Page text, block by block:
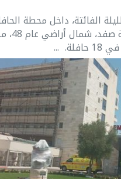
الفائتة، داخل محطة
المركزية
...